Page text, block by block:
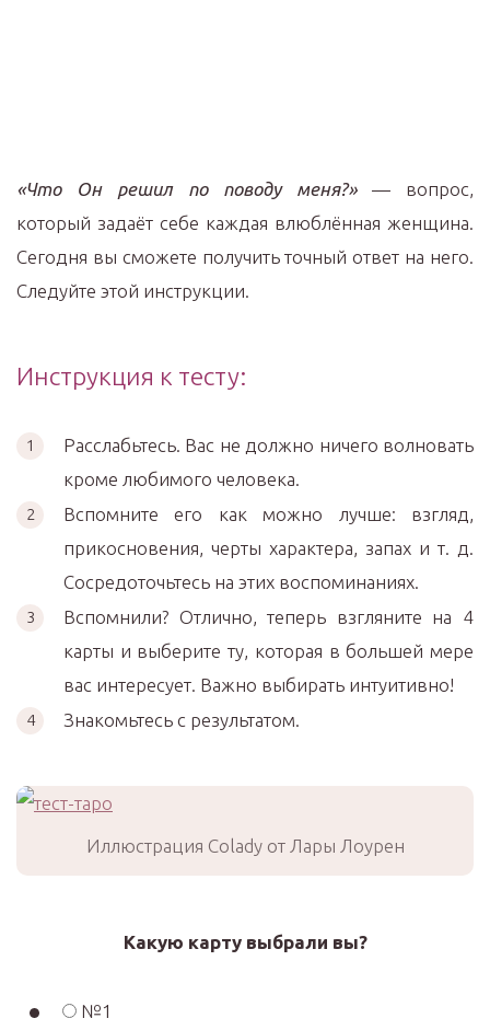
«Что Он решил по поводу меня?»— вопрос,
который задаёт себе каждая влюблённая женщина.
Сегодня вы сможете получить точный ответ на него.
Следуйте этой инструкции.
Инструкция к тесту:
Расслабьтесь. Вас не должно ничего волновать
кроме любимого человека.
Вспомните его как можно лучше: взгляд,
прикосновения, черты характера, запах и т. д.
Сосредоточьтесь на этих воспоминаниях.
Вспомнили? Отлично, теперь взгляните на 4
карты и выберите ту, которая в большей мере
вас интересует. Важно выбирать интуитивно!
Знакомьтесь с результатом.
Иллюстрация Colady от Лары Лоурен
Какую карту выбрали вы?
№1